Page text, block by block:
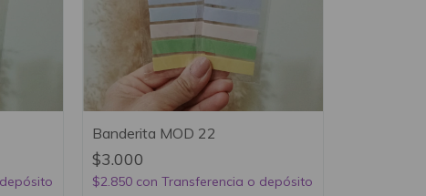
Banderita MOD 22
$3.000
$2.850 con Transferencia o depósito